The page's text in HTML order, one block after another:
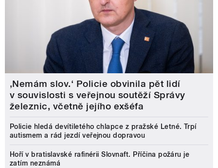
‚Nemám slov.‘ Policie obvinila pět lidí
v souvislosti s veřejnou soutěží Správy
železnic, včetně jejího exšéfa
Policie hledá devítiletého chlapce z pražské Letné. Trpí
autismem a rád jezdí veřejnou dopravou
Hoří v bratislavské rafinérii Slovnaft. Příčina požáru je
zatím neznámá